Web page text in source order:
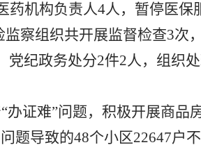
药机构负责人4人，暂停医保
察组织共开展监督检查3次
党纪政务处分2件2人，组织
“办证难”问题，积极开展商品
题导致的48个小区22647户